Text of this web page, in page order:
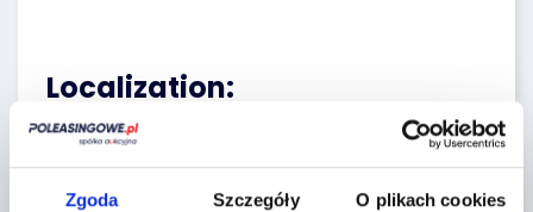
Zgoda Szczegóły O plikach cookies
Localization:
Tarczyn,
Żytnia 2